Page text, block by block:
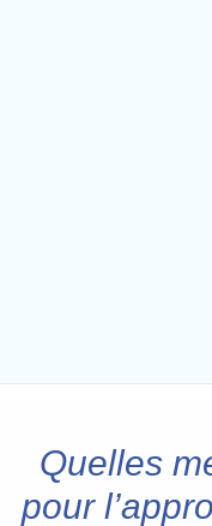
Quelles
pour